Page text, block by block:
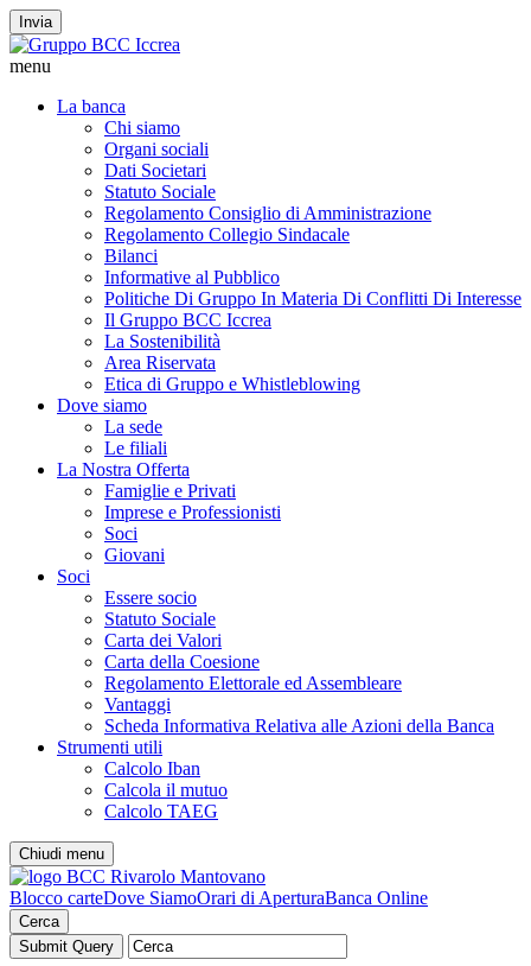
Invia
menu
La banca
Chi siamo
Organi sociali
Dati Societari
Statuto Sociale
Regolamento Consiglio di Amministrazione
Regolamento Collegio Sindacale
Bilanci
Informative al Pubblico
Politiche Di Gruppo In Materia Di Conflitti Di Interesse
Il Gruppo BCC Iccrea
La Sostenibilità
Area Riservata
Etica di Gruppo e Whistleblowing
Dove siamo
La sede
Le filiali
La Nostra Offerta
Famiglie e Privati
Imprese e Professionisti
Soci
Giovani
Soci
Essere socio
Statuto Sociale
Carta dei Valori
Carta della Coesione
Regolamento Elettorale ed Assembleare
Vantaggi
Scheda Informativa Relativa alle Azioni della Banca
Strumenti utili
Calcolo Iban
Calcola il mutuo
Calcolo TAEG
Chiudi menu
Blocco carteDove SiamoOrari di AperturaBanca Online
Cerca